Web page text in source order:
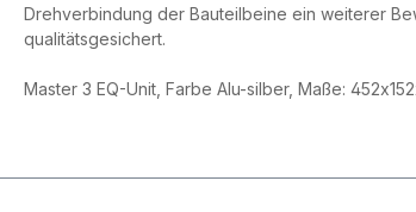
Drehverbindung der Bauteilbeine ein weiterer
qualitätsgesichert.
Master 3 EQ-Unit, Farbe Alu-silber, Maße: